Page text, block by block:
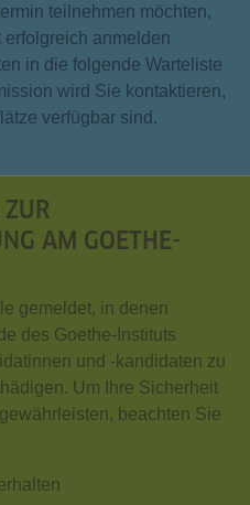
teilnehmen möchten,
anmelden
in die folgende Warteliste
wird Sie kontaktieren,
verfügbar sind.
AM GOETHE-
gemeldet, in denen
des Goethe-Instituts
und -kandidaten zu
Um Ihre Sicherheit
beachten Sie